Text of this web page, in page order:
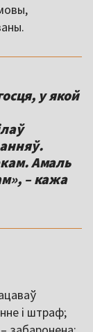
у якой
Амаль
– кажа
і штраф;